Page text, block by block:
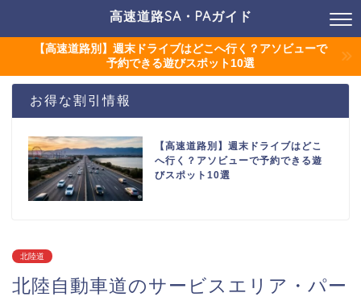
高速道路SA・PAガイド
【高速道路別】週末ドライブはどこへ行く？アソビューで
予約できる遊びスポット10選
お得な割引情報
【高速道路別】週末ドライブはどこ
へ行く？アソビューで予約できる遊
びスポット10選
北陸道
北陸自動車道のサービスエリア・パー